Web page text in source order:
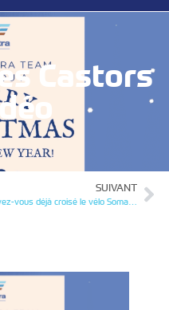
Castors
SUIVANT
Avez-vous déjà croisé le vélo Somatra ?